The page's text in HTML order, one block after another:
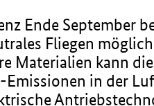
Ende September
Fliegen
Materialien kann
Emissionen in der